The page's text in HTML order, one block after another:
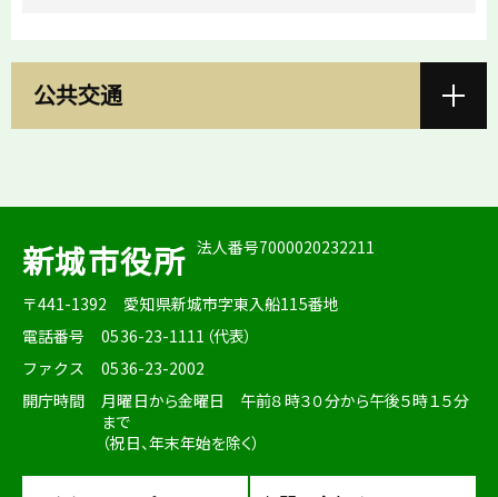
公共交通
新城市役所 法人番号7000020232211
〒441-1392
愛知県新城市字東入船115番地
電話番号
0536-23-1111（代表）
ファクス
0536-23-2002
開庁時間
月曜日から金曜日 午前８時３０分から午後５時１５分
まで
（祝日、年末年始を除く）